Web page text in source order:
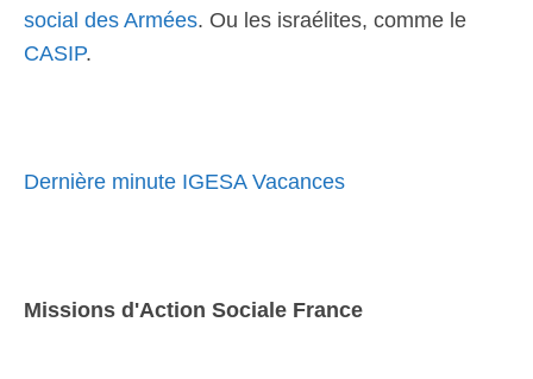
social des Armées. Ou les israélites, comme le
CASIP.
Dernière minute IGESA Vacances
Missions d'Action Sociale France